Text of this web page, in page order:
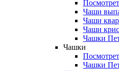
Чаши
Чаши
Чаши
Чашки
Чашки
Чашки